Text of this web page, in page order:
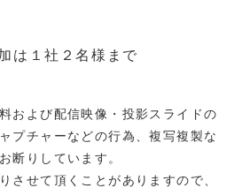
は１社２名様まで
および配信映像・投影スライドの
プチャーなどの行為、複写複製な
断りしています。
させて頂くことがありますので、